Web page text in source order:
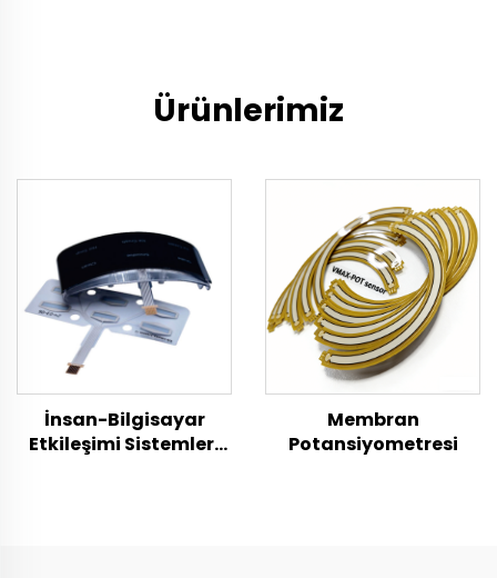
Ürünlerimiz
İnsan-Bilgisayar
Etkileşimi Sistemleri
Membran
Potansiyometresi